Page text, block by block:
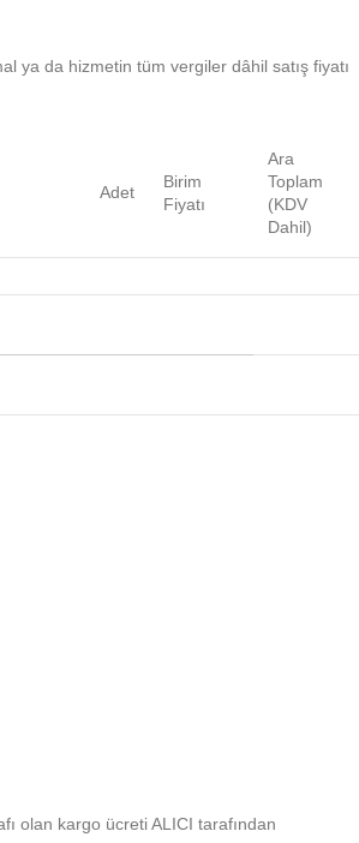
ya da hizmetin tüm vergiler dâhil satış fiyatı
Adet
Birim
Fiyatı
Ara
Toplam
(KDV
Dahil)
olan kargo ücreti ALICI tarafından